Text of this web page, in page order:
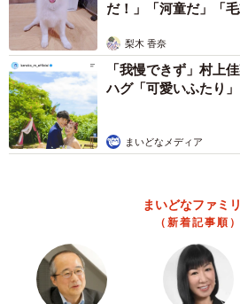
た。今回の反響へのご感想をお聞
Licca：嬉しいです。作品を見てい
光栄ですが、粘土細工の面白さを広
なったかなと思っています。
Liccaさんプロフィール
京都府出身、沖縄県在住のフェイ
「アリア-食べられない洋菓子店-」
表している。
公式サイト：
https://minne.com/
だ！」「河童だ」「
梨木 香奈
「我慢できず」村上
ハグ「可愛いふたり」
まいどなメディア
まいどなファミ
（新着記事順）